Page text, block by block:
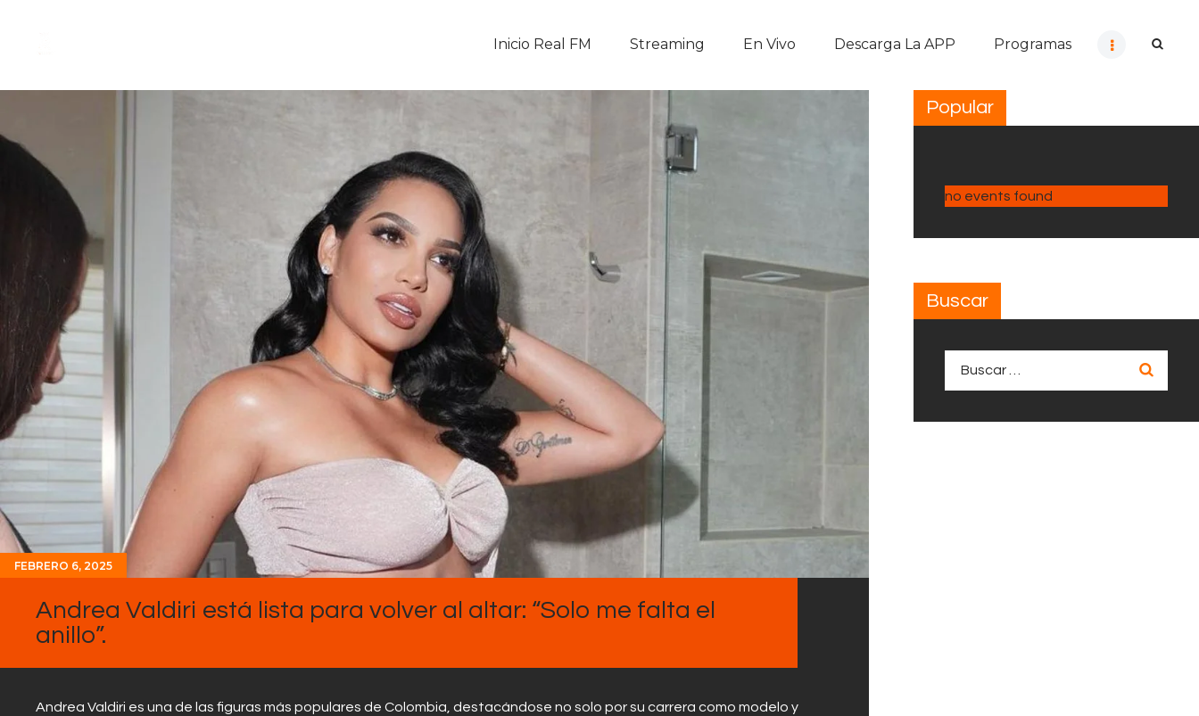
Inicio Real FM Streaming En Vivo Descarga La APP Programas
En Vivo
Descarga La APP
Programas
Noticias
Equipo
Sobre Nosotros
Contactos
FEBRERO 6, 2025
Andrea Valdiri está lista para volver al altar: “Solo me falta el
anillo”.
Andrea Valdiri es una de las figuras más populares de Colombia, destacándose no solo por su carrera como modelo y
Popular
no events found
Buscar